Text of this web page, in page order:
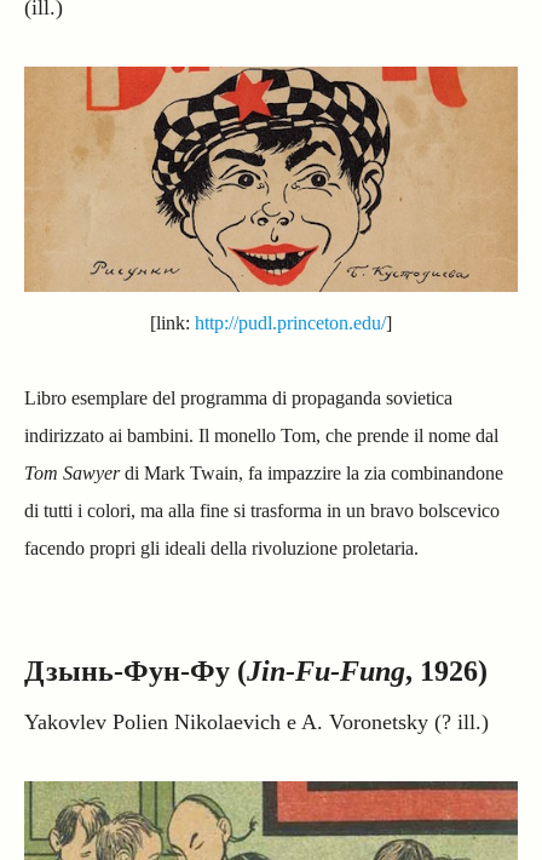
(ill.)
[link: http://pudl.princeton.edu/]
Libro esemplare del programma di propaganda sovietica
indirizzato ai bambini. Il monello Tom, che prende il nome dal
Tom Sawyerdi Mark Twain, fa impazzire la zia combinandone
di tutti i colori, ma alla fine si trasforma in un bravo bolscevico
facendo propri gli ideali della rivoluzione proletaria.
Дзынь-Фун-Фу (Jin-Fu-Fung, 1926)
Yakovlev Polien Nikolaevich e A. Voronetsky (? ill.)